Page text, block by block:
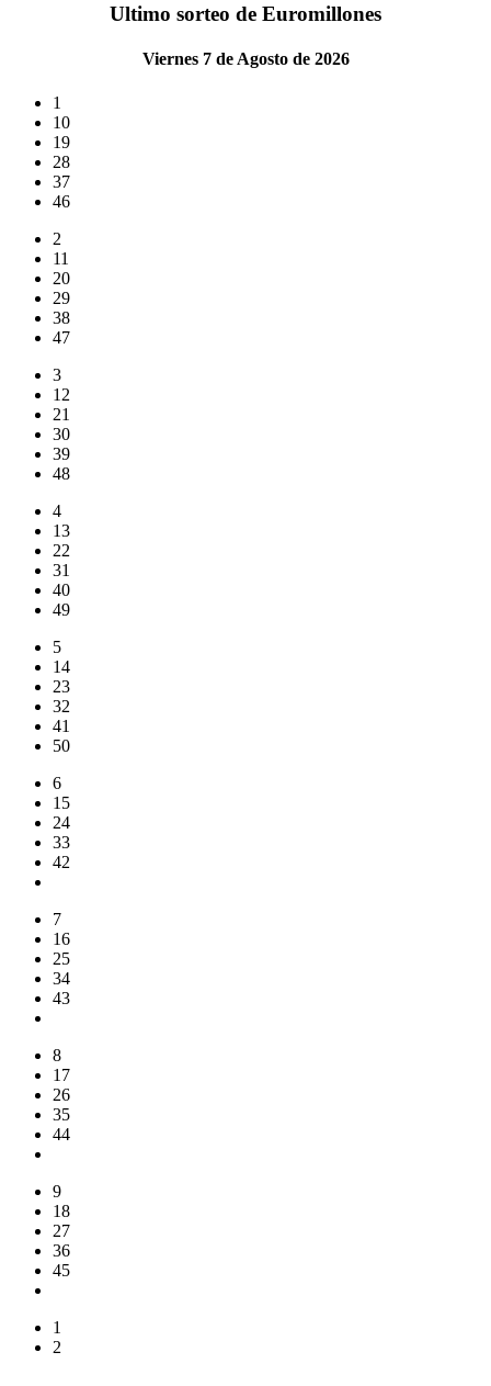
Ultimo sorteo de Euromillones
Viernes 7 de Agosto de 2026
1
10
19
28
37
46
2
11
20
29
38
47
3
12
21
30
39
48
4
13
22
31
40
49
5
14
23
32
41
50
6
15
24
33
42
7
16
25
34
43
8
17
26
35
44
9
18
27
36
45
1
2